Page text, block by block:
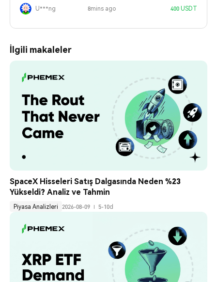
U***ng 8mins ago 400 USDT
İlgili makaleler
SpaceX Hisseleri Satış Dalgasında Neden %23
Yükseldi? Analiz ve Tahmin
Piyasa Analizleri 2026-08-09 5-10d